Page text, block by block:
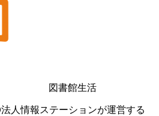
図書館生活
人情報ステーションが運営する